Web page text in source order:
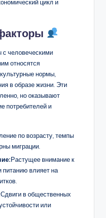
цикл и
человеческими
относятся
нормы,
в образе жизни. Эти
но оказывают
потребителей и
по возрасту, темпы
миграции.
Растущее внимание к
питанию влияет на
Сдвиги в общественных
или